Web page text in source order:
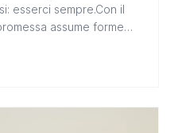
esserci sempre.Con il
assume forme